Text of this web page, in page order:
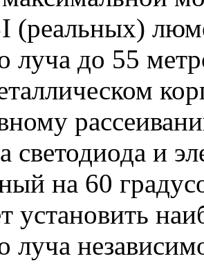
(реальных)
луча до 55
светодиода и
на 60
установить
луча